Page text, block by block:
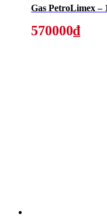
Gas PetroLimex –
570000₫